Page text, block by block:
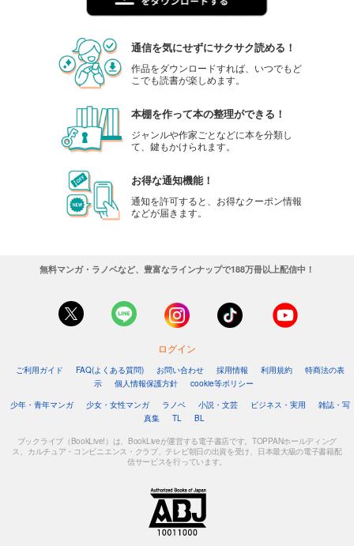
通信を気にせずにサクサク読める！
作品をダウンロードすれば、いつでもど
こでも読書が楽しめます。
本棚を作って本の整理ができる！
ジャンルや作家ごとなどに本を分類し
て、鍵もかけられます。
お得な通知機能！
通知を許可すると、お得なクーポン情報
などが届きます。
無料マンガ・ラノベなど、豊富なラインナップで188万冊以上配信中！
ログイン
ご利用ガイド FAQ(よくある質問) お問い合わせ 採用情報 利用規約
特商法の表
示
個人情報保護方針
cookie等ポリシー
少年・青年マンガ
少女・女性マンガ ラノベ 小説・文芸 ビジネス・実用
雑誌・写
真集
TL BL
ブックライブ（BookLive!）は、BookLiveが運営する電子書店です。TOPPANホールディング
ス、カルチュア・コンビニエンス・クラブ、テレビ朝日の出資を受け、日本最大級の電子書籍配
信サービスを行っています。